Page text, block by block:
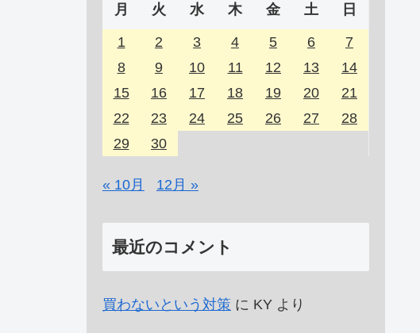
月 火 水 木 金 土 日
1 2 3 4 5 6
7
8
9 10 11 12 13
14
15
16 17 18 19 20
21
22
23 24 25 26 27
28
29
30
« 10月 12月 »
最近のコメント
買わないという対策 に KY より